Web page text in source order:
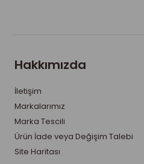
Hakkımızda
İletişim
Markalarımız
Marka Tescili
Ürün İade veya Değişim Talebi
Site Haritası